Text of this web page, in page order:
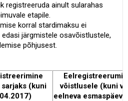
registreeruda ainult sularahas
etapile.
korral stardimaksu ei
järgmistele osavõistlustele,
põhjusest.
(kuni
võistlusele (kuni
eelneva